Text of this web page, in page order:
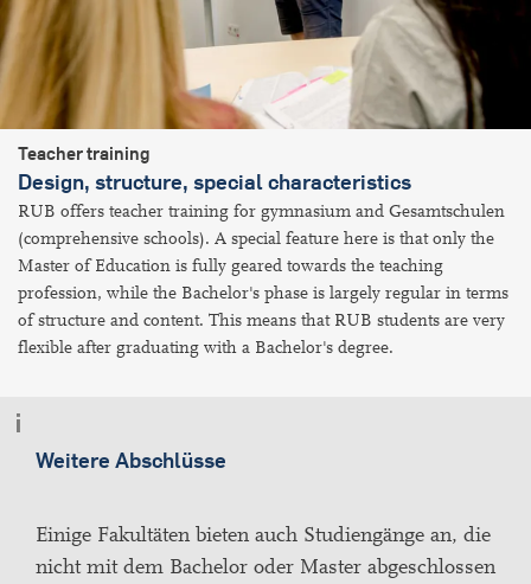
Teacher training
Design, structure, special characteristics
RUB offers teacher training for gymnasium and Gesamtschulen
(comprehensive schools). A special feature here is that only the
Master of Education is fully geared towards the teaching
profession, while the Bachelor's phase is largely regular in terms
of structure and content. This means that RUB students are very
flexible after graduating with a Bachelor's degree.
Weitere Abschlüsse
Einige Fakultäten bieten auch Studiengänge an, die
nicht mit dem Bachelor oder Master abgeschlossen